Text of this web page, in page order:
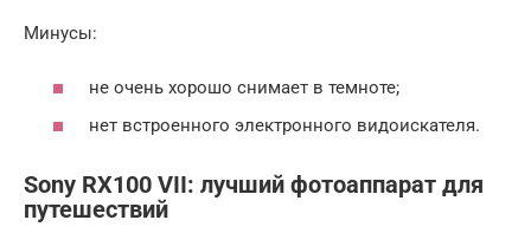
Минусы:
не очень хорошо снимает в темноте;
нет встроенного электронного видоискателя.
Sony RX100 VII: лучший фотоаппарат для
путешествий